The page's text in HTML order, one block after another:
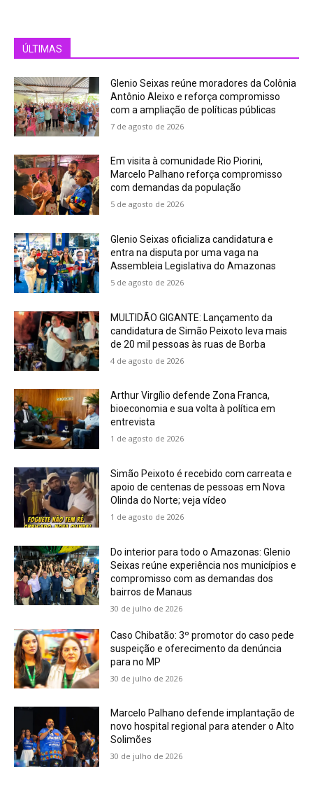
ÚLTIMAS
Glenio Seixas reúne moradores da Colônia
Antônio Aleixo e reforça compromisso
com a ampliação de políticas públicas
7 de agosto de 2026
Em visita à comunidade Rio Piorini,
Marcelo Palhano reforça compromisso
com demandas da população
5 de agosto de 2026
Glenio Seixas oficializa candidatura e
entra na disputa por uma vaga na
Assembleia Legislativa do Amazonas
5 de agosto de 2026
MULTIDÃO GIGANTE: Lançamento da
candidatura de Simão Peixoto leva mais
de 20 mil pessoas às ruas de Borba
4 de agosto de 2026
Arthur Virgílio defende Zona Franca,
bioeconomia e sua volta à política em
entrevista
1 de agosto de 2026
Simão Peixoto é recebido com carreata e
apoio de centenas de pessoas em Nova
Olinda do Norte; veja vídeo
1 de agosto de 2026
Do interior para todo o Amazonas: Glenio
Seixas reúne experiência nos municípios e
compromisso com as demandas dos
bairros de Manaus
30 de julho de 2026
Caso Chibatão: 3º promotor do caso pede
suspeição e oferecimento da denúncia
para no MP
30 de julho de 2026
Marcelo Palhano defende implantação de
novo hospital regional para atender o Alto
Solimões
30 de julho de 2026